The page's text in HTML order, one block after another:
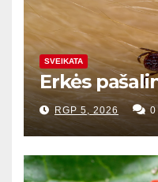
SVEIKATA
Erkės
RGP 5, 2026 0